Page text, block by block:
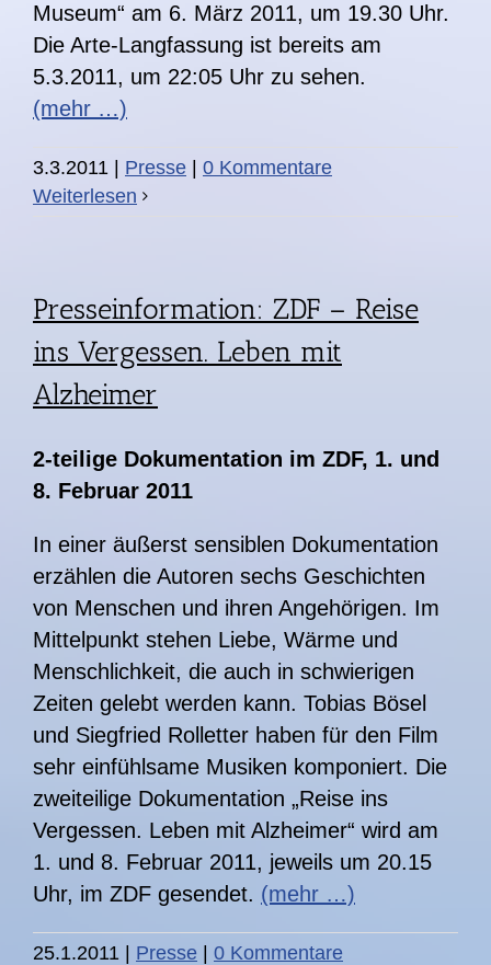
Museum“ am 6. März 2011, um 19.30 Uhr.
Die Arte-Langfassung ist bereits am
5.3.2011, um 22:05 Uhr zu sehen.
(mehr …)
3.3.2011 Presse
0 Kommentare
Weiterlesen
Presseinformation: ZDF – Reise
ins Vergessen. Leben mit
Alzheimer
2-teilige Dokumentation im ZDF, 1. und
8. Februar 2011
In einer äußerst sensiblen Dokumentation
erzählen die Autoren sechs Geschichten
von Menschen und ihren Angehörigen. Im
Mittelpunkt stehen Liebe, Wärme und
Menschlichkeit, die auch in schwierigen
Zeiten gelebt werden kann. Tobias Bösel
und Siegfried Rolletter haben für den Film
sehr einfühlsame Musiken komponiert. Die
zweiteilige Dokumentation „Reise ins
Vergessen. Leben mit Alzheimer“ wird am
1. und 8. Februar 2011, jeweils um 20.15
Uhr, im ZDF gesendet. (mehr …)
25.1.2011 Presse 0 Kommentare